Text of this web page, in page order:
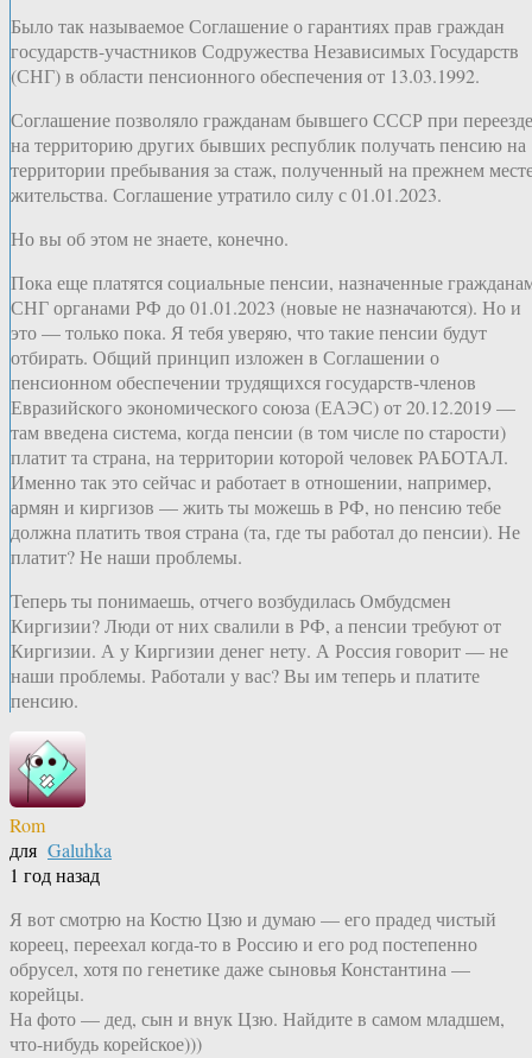
Было так называемое Соглашение о гарантиях прав граждан
государств-участников Содружества Независимых Государств
(СНГ) в области пенсионного обеспечения от 13.03.1992.
Соглашение позволяло гражданам бывшего СССР при переезде
на территорию других бывших республик получать пенсию на
территории пребывания за стаж, полученный на прежнем
жительства. Соглашение утратило силу с 01.01.2023.
Но вы об этом не знаете, конечно.
Пока еще платятся социальные пенсии, назначенные
СНГ органами РФ до 01.01.2023 (новые не назначаются). Но и
это — только пока. Я тебя уверяю, что такие пенсии будут
отбирать. Общий принцип изложен в Соглашении о
пенсионном обеспечении трудящихся государств-членов
Евразийского экономического союза (ЕАЭС) от 20.12.2019 —
там введена система, когда пенсии (в том числе по старости)
платит та страна, на территории которой человек РАБОТАЛ.
Именно так это сейчас и работает в отношении, например,
армян и киргизов — жить ты можешь в РФ, но пенсию тебе
должна платить твоя страна (та, где ты работал до пенсии). Не
платит? Не наши проблемы.
Теперь ты понимаешь, отчего возбудилась Омбудсмен
Киргизии? Люди от них свалили в РФ, а пенсии требуют от
Киргизии. А у Киргизии денег нету. А Россия говорит — не
наши проблемы. Работали у вас? Вы им теперь и платите
пенсию.
Rom
для Galuhka
1 год назад
Я вот смотрю на Костю Цзю и думаю — его прадед чистый
кореец, переехал когда-то в Россию и его род постепенно
обрусел, хотя по генетике даже сыновья Константина —
корейцы.
На фото — дед, сын и внук Цзю. Найдите в самом младшем,
что-нибудь корейское)))